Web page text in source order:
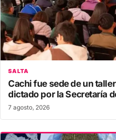
SALTA
Cachi fue sede de un
dictado por la Secretaría
7 agosto, 2026